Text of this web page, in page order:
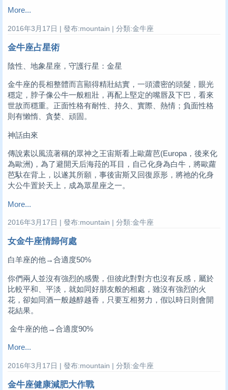
More...
2016年3月17日 | 發布:mountain | 分類:金牛座
金牛座占星術
陰性、地象星座，守護行星：金星
金牛座的長相整體而言顯得精壯結實，一頭濃密的頭髮，眼光
穩定，脖子像公牛一般粗壯，再配上堅定的嘴唇及下巴，看來
世故而穩重。正面性格有耐性、持久、實際、熱情；負面性格
則有懶惰、貪婪、頑固。
神話由來
傳說素以風流著稱的眾神之王宙斯看上歐蘿芭(Europa，後來化
為歐洲)，為了避開天后海菈的耳目，自己化身為白牛，將歐蘿
芭馱在背上，以遂其所願，事後宙斯又回復原形，將祂的化身
大公牛置於天上，成為眾星座之一。
More...
2016年3月17日 | 發布:mountain | 分類:金牛座
女金牛座情歸何處
白羊座的他→合適度50%
你們兩人並沒有強烈的感覺，但彼此對對方也沒有反感，屬於
比較平和、平淡，就如同好朋友般的相處，雖沒有強烈的火
花，卻如同酒一般越醇越香，只要互相努力，假以時日則會開
花結果。
金牛座的他→合適度90%
More...
2016年3月17日 | 發布:mountain | 分類:金牛座
金牛座健康減肥大作戰